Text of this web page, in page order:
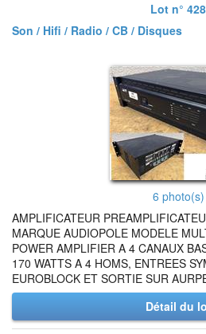
Lot n° 428
Son / Hifi / Radio / CB / Disques
6 photo(s)
AMPLIFICATEUR
MARQUE AUDIOPOLE MODELE
POWER AMPLIFIER A 4 CANAUX
170 WATTS A 4 HOMS, ENTREES
EUROBLOCK ET SORTIE SUR
Détail du